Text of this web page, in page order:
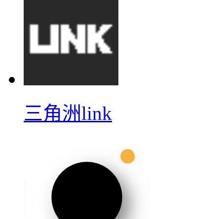
三角洲link